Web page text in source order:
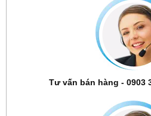
Tư vấn bán hàng - 0903